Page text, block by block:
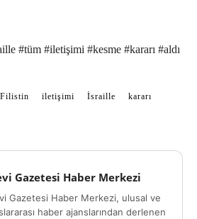
#tüm #iletişimi #kesme #kararı #aldı
Filistin iletişimi İsraille kararı
Gazetesi Haber Merkezi
Gazetesi Haber Merkezi, ulusal ve
haber ajanslarından derlenen